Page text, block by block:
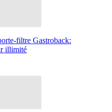
filtre Gastroback:
illimité